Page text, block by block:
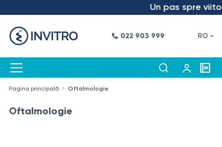
Un pas spre
022 903 999 RO
Pagina principală Oftalmologie
Oftalmologie